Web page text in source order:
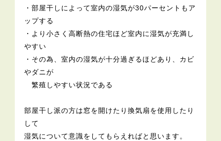
・部屋干しによって室内の湿気が30パーセントもア
ップする
・より小さく高断熱の住宅ほど室内に湿気が充満し
やすい
・その為、室内の湿気が十分過ぎるほどあり、カビ
やダニが
繁殖しやすい状況である
部屋干し派の方は窓を開けたり換気扇を使用したり
して
湿気について意識をしてもらえればと思います。